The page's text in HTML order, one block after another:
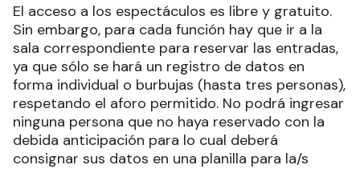
El acceso a los espectáculos es libre y gratuito.
Sin embargo, para cada función hay que ir a la
sala correspondiente para reservar las entradas,
ya que sólo se hará un registro de datos en
forma individual o burbujas (hasta tres personas),
respetando el aforo permitido. No podrá ingresar
ninguna persona que no haya reservado con la
debida anticipación para lo cual deberá
consignar sus datos en una planilla para la/s